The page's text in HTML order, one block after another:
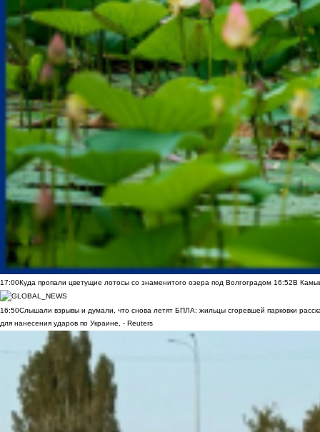
17:00Куда пропали цветущие лотосы со знаменитого озера под Волгоградом 16:52В
16:50Слышали взрывы и думали, что снова летят БПЛА: жильцы сгоревшей парковки
для нанесения ударов по Украине, - Reuters